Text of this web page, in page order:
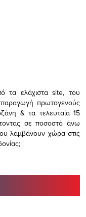
τα ελάχισταsite, του
πρωτογενούς
& τα τελευταία 15
σε ποσοστό άνω
λαμβάνουν χώρα στις